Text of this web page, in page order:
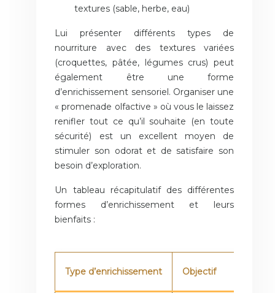
textures (sable, herbe, eau)
Lui présenter différents types de
nourriture avec des textures variées
(croquettes, pâtée, légumes crus) peut
également être une forme
d’enrichissement sensoriel. Organiser une
« promenade olfactive » où vous le laissez
renifler tout ce qu’il souhaite (en toute
sécurité) est un excellent moyen de
stimuler son odorat et de satisfaire son
besoin d’exploration.
Un tableau récapitulatif des différentes
formes d’enrichissement et leurs
bienfaits :
Type d’enrichissement Objectif